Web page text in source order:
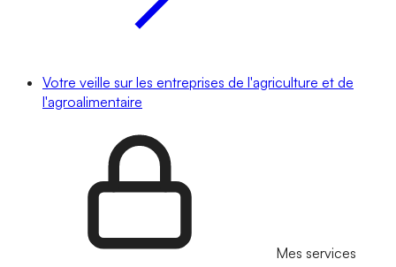
Votre veille sur les entreprises de l'agriculture et de
l'agroalimentaire
Mes services